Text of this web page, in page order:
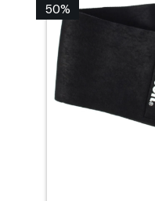
50%